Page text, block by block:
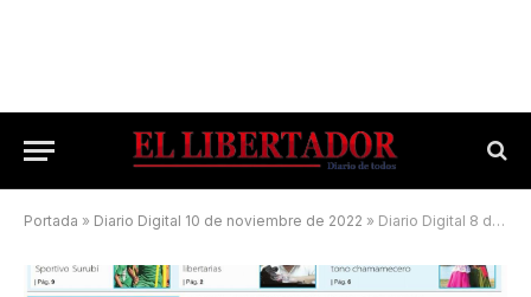
Portada » Diario Digital 10 de noviembre de 2022 » Diario Digital 8 de noviembre de 2025